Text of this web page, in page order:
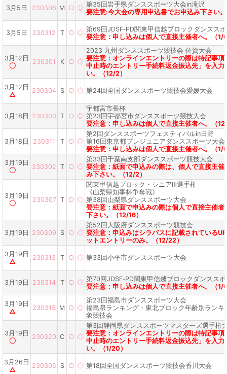
3月5日 230306 M ○ ◎ 第35回岩手県ダンススポーツ大会in滝沢
要注意:今大会の専用申込書でお申込み下さい
3月5日 230312 T ○ ◎ 第69回JDSF‐PD関東甲信越ブロックダンスス
要注意：申し込みは個人で直接主催者へ。（1/
3月12日
〇
230301 K ○ ◎
2023 九州ダンススポーツ競技会 佐賀大会
要注意：オンラインエントリーの際は特記事項
中止時のエントリー手続料返金振込先」を入力
い。（12/2）
3月12日
△
230304 S ○ ◎ 第24回全国ダンススポーツ競技会愛媛大会
3月18日 230303 T ○ ◎
宇都宮市長杯
第23回宇都宮市ダンススポーツ競技大会
要注意：申し込みは個人で直接主催者へ。（
3月18日 230311 T ○ ◎
第2回ダンススポーツフェスティバルin日野
第16回東京都プレジュニアダンススポーツ大会
要注意：申し込みは個人で直接主催者へ。（1/
3月19日
〇
230302 T ○ ◎
第33回千葉南支部ダンススポーツ競技大会
要注意：紙面で申込みの際は、個人で直接主催
み下さい。（12/2）
3月19日
〇
230307 T ○ ◎
関東甲信越ブロック・シニアⅢ選手権
《山梨県知事杯争奪戦》
第38回山梨県ダンススポーツ大会
要注意：紙面で申込みの際は個人で直接主催者
下さい。（12/16）
3月19日 230309 S ○ ◎
第52回大阪府ダンススポーツ競技会
要注意：申込みはシラバスに記載されている
ットエントリーのみ。（12/22）
3月19日
△
230313 T ○ ◎ 第33回小平市ダンススポーツ大会
3月19日 230314 T ○ ◎ 第70回JDSF‐PD関東甲信越ブロックダンスス
要注意：申し込みは個人で直接主催者へ。（1/
3月19日
△
230315 M ○ ◎
第23回福島市ダンススポーツ大会
福島県ランキング・東北ブロック年齢別ランキ
象競技会
3月19日
〇
230320 C ○ ◎
第3回静岡県ダンススポーツマスターズ選手権
要注意：オンラインエントリーの際は特記事項
中止時のエントリー手続料返金振込先」を入力
い。（1/20）
3月26日
△
230305 S ○ ◎ 第18回全国ダンススポーツ競技会香川大会